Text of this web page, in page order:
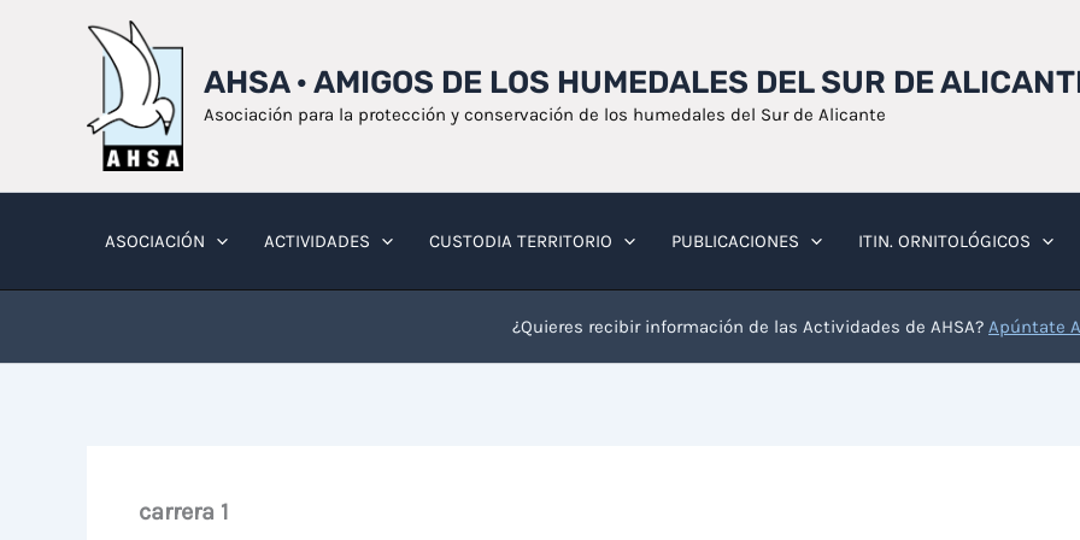
AHSA · AMIGOS DE LOS HUMEDALES DEL SUR DE
Asociación para la protección y conservación de los humedales del Sur de Alicante
ASOCIACIÓN ACTIVIDADES CUSTODIA TERRITORIO PUBLICACIONES ITIN. ORNITOLÓGICOS
¿Quieres recibir información de las Actividades de AHSA? Apúntate
carrera 1